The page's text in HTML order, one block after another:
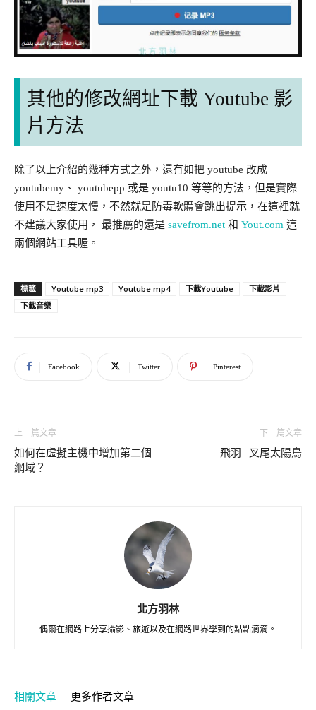
其他的修改網址下載 Youtube 影
片方法
除了以上介紹的幾種方式之外，還有如把 youtube 改成
youtubemy、 youtubepp 或是 youtu10 等等的方法，但是實際
使用不是速度太慢，不然就是防毒軟體會跳出提示，在這裡就
不建議大家使用， 最推薦的還是 savefrom.net 和 Yout.com 這
兩個網站工具喔。
標籤 Youtube mp3 Youtube mp4 下載Youtube
下載影片
下載音樂
Facebook Twitter Pinterest
上一篇文章
如何在虛擬主機中增加第二個
網域？
下一篇文章
飛羽 | 叉尾太陽鳥
北方羽林
偶爾在網路上分享攝影、旅遊以及在網路世界學到的點點滴滴。
相關文章 更多作者文章